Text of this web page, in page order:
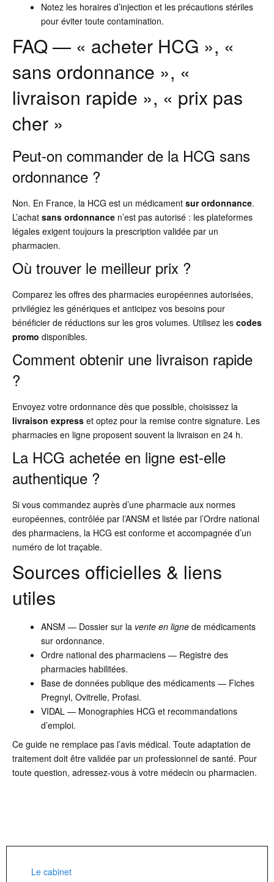
Notez les horaires d’injection et les précautions stériles
pour éviter toute contamination.
FAQ — « acheter HCG », «
sans ordonnance », «
livraison rapide », « prix pas
cher »
Peut-on commander de la HCG sans
ordonnance ?
Non. En France, la HCG est un médicament sur ordonnance.
L’achat sans ordonnance n’est pas autorisé : les plateformes
légales exigent toujours la prescription validée par un
pharmacien.
Où trouver le meilleur prix ?
Comparez les offres des pharmacies européennes autorisées,
privilégiez les génériques et anticipez vos besoins pour
bénéficier de réductions sur les gros volumes. Utilisez les codes
promo disponibles.
Comment obtenir une livraison rapide
?
Envoyez votre ordonnance dès que possible, choisissez la
livraison express et optez pour la remise contre signature. Les
pharmacies en ligne proposent souvent la livraison en 24 h.
La HCG achetée en ligne est-elle
authentique ?
Si vous commandez auprès d’une pharmacie aux normes
européennes, contrôlée par l’ANSM et listée par l’Ordre national
des pharmaciens, la HCG est conforme et accompagnée d’un
numéro de lot traçable.
Sources officielles & liens
utiles
ANSM — Dossier sur la vente en lignede médicaments
sur ordonnance.
Ordre national des pharmaciens — Registre des
pharmacies habilitées.
Base de données publique des médicaments — Fiches
Pregnyl, Ovitrelle, Profasi.
VIDAL — Monographies HCG et recommandations
d’emploi.
Ce guide ne remplace pas l’avis médical. Toute adaptation de
traitement doit être validée par un professionnel de santé. Pour
toute question, adressez-vous à votre médecin ou pharmacien.
Le cabinet